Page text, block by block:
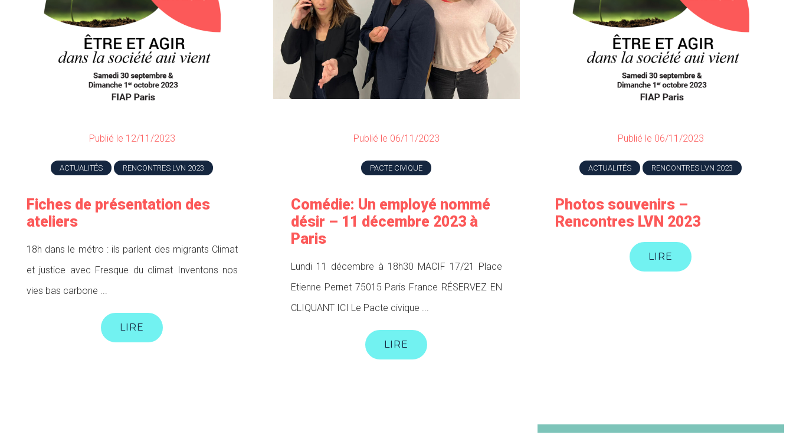
Publié le 12/11/2023
ACTUALITÉS RENCONTRES LVN 2023
Fiches de présentation des
ateliers
18h dans le métro : ils parlent des migrants Climat
et justice avec Fresque du climat Inventons nos
vies bas carbone ...
LIRE
Publié le 06/11/2023
PACTE CIVIQUE
Comédie: Un employé nommé
désir – 11 décembre 2023 à
Paris
Lundi 11 décembre à 18h30 MACIF 17/21 Place
Etienne Pernet 75015 Paris France RÉSERVEZ EN
CLIQUANT ICI Le Pacte civique ...
LIRE
Publié le 06/11/2023
ACTUALITÉS RENCONTRES LVN 2023
Photos souvenirs –
Rencontres LVN 2023
LIRE